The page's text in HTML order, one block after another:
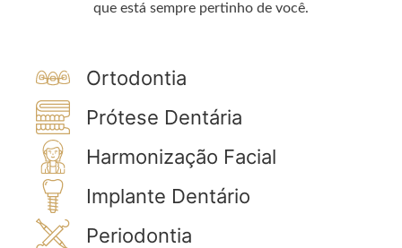
que está sempre pertinho de você.
Ortodontia
Prótese Dentária
Harmonização Facial
Implante Dentário
Periodontia